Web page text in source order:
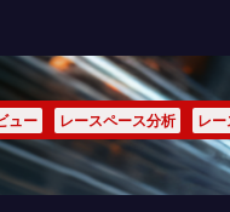
ュー レースペース分析 レ